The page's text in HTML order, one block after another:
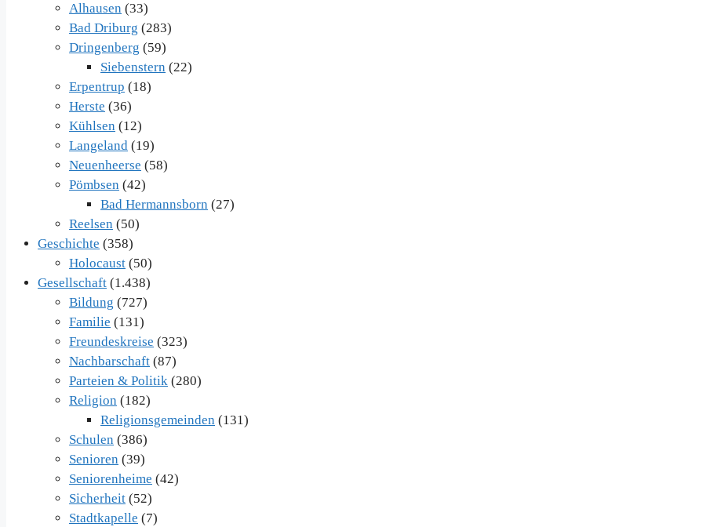
Alhausen (33)
Bad Driburg (283)
Dringenberg (59)
Siebenstern (22)
Erpentrup (18)
Herste (36)
Kühlsen (12)
Langeland (19)
Neuenheerse (58)
Pömbsen (42)
Bad Hermannsborn (27)
Reelsen (50)
Geschichte (358)
Holocaust (50)
Gesellschaft (1.438)
Bildung (727)
Familie (131)
Freundeskreise (323)
Nachbarschaft (87)
Parteien & Politik (280)
Religion (182)
Religionsgemeinden (131)
Schulen (386)
Senioren (39)
Seniorenheime (42)
Sicherheit (52)
Stadtkapelle (7)